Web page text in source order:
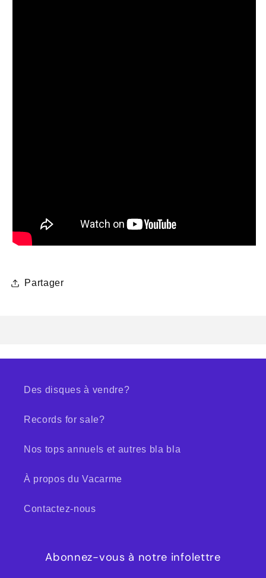
Partager
Des disques à vendre?
Records for sale?
Nos tops annuels et autres bla bla
À propos du Vacarme
Contactez-nous
Abonnez-vous à notre infolettre